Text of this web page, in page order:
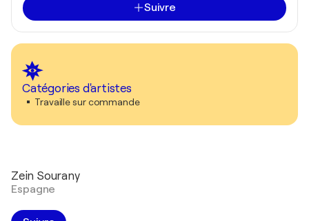
Suivre
Catégories d'artistes
Travaille sur commande
Zein Sourany
Espagne